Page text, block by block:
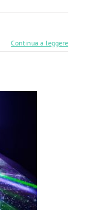
Continua a leggere